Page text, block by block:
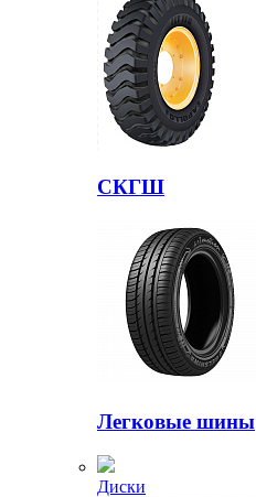
СКГШ
Легковые шины
Диски